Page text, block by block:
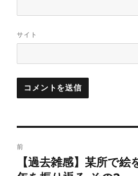
サイト
稿
前
【過去雑感】某所で絵